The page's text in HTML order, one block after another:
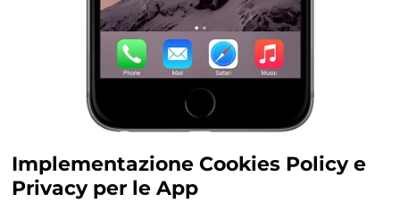
Implementazione Cookies Policy e
Privacy per le App